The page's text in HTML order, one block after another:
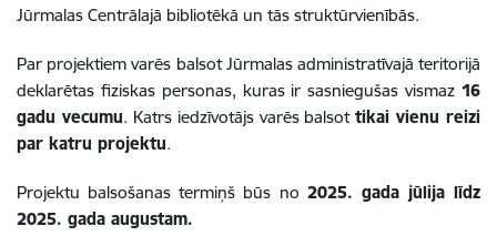
Jūrmalas Centrālajā bibliotēkā un tās struktūrvienībās.
Par projektiem varēs balsot Jūrmalas administratīvajā teritorijā
deklarētas fiziskas personas, kuras ir sasniegušas vismaz 16
gadu vecumu. Katrs iedzīvotājs varēs balsottikai vienu reizi
par katru projektu.
Projektu balsošanas termiņš būs no 2025. gada jūlija līdz
2025. gada augustam.